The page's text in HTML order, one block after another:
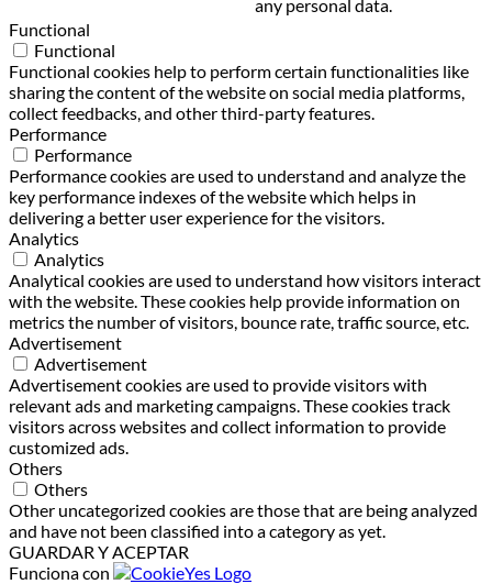
any personal data.
Functional
Functional
Functional cookies help to perform certain functionalities like
sharing the content of the website on social media platforms,
collect feedbacks, and other third-party features.
Performance
Performance
Performance cookies are used to understand and analyze the
key performance indexes of the website which helps in
delivering a better user experience for the visitors.
Analytics
Analytics
Analytical cookies are used to understand how visitors interact
with the website. These cookies help provide information on
metrics the number of visitors, bounce rate, traffic source, etc.
Advertisement
Advertisement
Advertisement cookies are used to provide visitors with
relevant ads and marketing campaigns. These cookies track
visitors across websites and collect information to provide
customized ads.
Others
Others
Other uncategorized cookies are those that are being analyzed
and have not been classified into a category as yet.
GUARDAR Y ACEPTAR
Funciona con